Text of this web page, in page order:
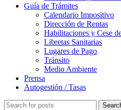
Guía de Trámites
Calendario Impositivo
Dirección de Rentas
Habilitaciones y Cese
Libretas Sanitarias
Lugares de Pago
Tránsito
Medio Ambiente
Prensa
Autogestión / Tasas